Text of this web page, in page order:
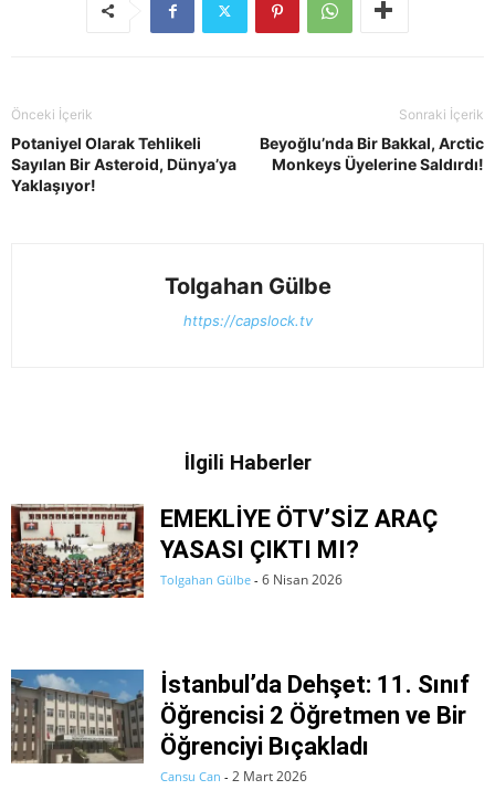
Önceki İçerik
Potaniyel Olarak Tehlikeli
Sayılan Bir Asteroid, Dünya’ya
Yaklaşıyor!
Sonraki İçerik
Beyoğlu’nda Bir Bakkal, Arctic
Monkeys Üyelerine Saldırdı!
Tolgahan Gülbe
https://capslock.tv
İlgili Haberler
EMEKLİYE ÖTV’SİZ ARAÇ
YASASI ÇIKTI MI?
Tolgahan Gülbe - 6 Nisan 2026
İstanbul’da Dehşet: 11. Sınıf
Öğrencisi 2 Öğretmen ve Bir
Öğrenciyi Bıçakladı
Cansu Can - 2 Mart 2026